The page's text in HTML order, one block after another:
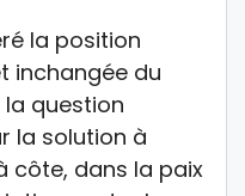
la position
inchangée du
question
la solution à
côte, dans la paix